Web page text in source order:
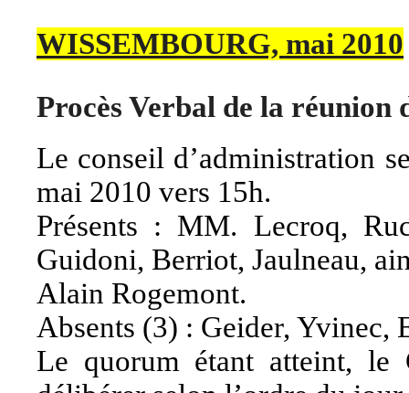
WISSEMBOURG, mai 2010
Procès Verbal de la
Le conseil d’administration
mai 2010 vers 15h.
Présents : MM. Lecroq,
Guidoni, Berriot, Jaulneau,
Alain Rogemont.
Absents (3) : Geider, Yvinec,
Le quorum étant atteint, le